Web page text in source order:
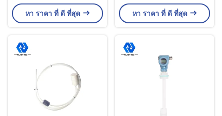
หา ราคา ที่ ดี ที่สุด
แม่นยำสูง 220VAC เครื่องส่ง
สัญญาณระดับ
หา ราคา ที่ ดี ที่สุด